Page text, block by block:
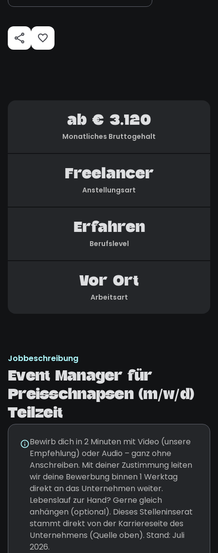
ab € 3.120
Monatliches Bruttogehalt
Freelancer
Anstellungsart
Erfahren
Berufslevel
Vor Ort
Arbeitsart
Jobbeschreibung
Event Manager für
Preisschnapsen (m/w/d)
Teilzeit
Bewirb dich in 2 Minuten mit Video (unsere
Empfehlung) oder Audio – ganz ohne
Anschreiben. Mit deiner Zustimmung leiten
wir deine Bewerbung binnen 1 Werktag
direkt an das Unternehmen weiter.
Lebenslauf zur Hand? Gerne gleich
anhängen (optional). Dieses Stelleninserat
stammt direkt von der Karriereseite des
Unternehmens (Quelle oben). Stand: Juli
2026.